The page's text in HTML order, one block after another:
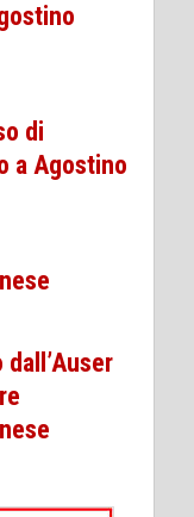
di
a Agostino